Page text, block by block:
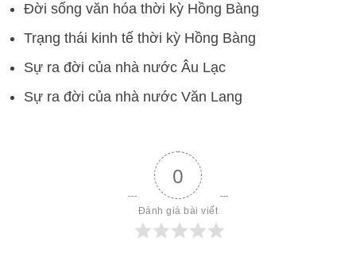
Đời sống văn hóa thời kỳ Hồng Bàng
Trạng thái kinh tế thời kỳ Hồng Bàng
Sự ra đời của nhà nước Âu Lạc
Sự ra đời của nhà nước Văn Lang
0
Đánh giá bài viết